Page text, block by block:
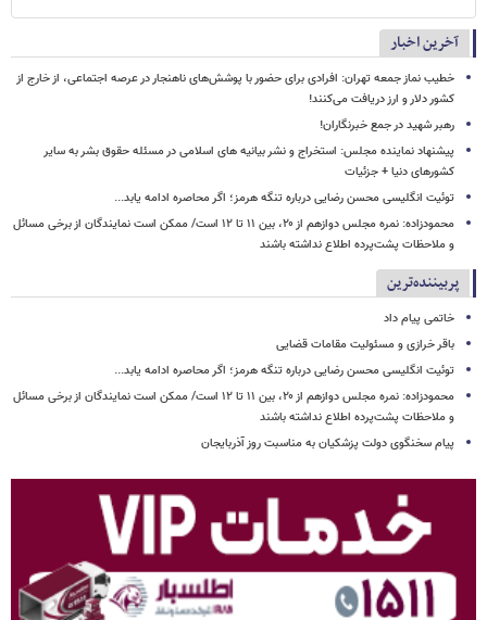
آخرین اخبار
خطیب نماز جمعه تهران: افرادی برای حضور با پوشش‌های ناهنجار در عرصه اجتماعی، از خارج از
کشور دلار و ارز دریافت می‌کنند!
رهبر شهید در جمع خبرنگاران!
پیشنهاد نماینده مجلس: استخراج و نشر بیانیه های اسلامی در مسئله حقوق بشر به سایر
کشورهای دنیا + جزئیات
توئیت انگلیسی محسن رضایی درباره تنگه هرمز؛ اگر محاصره ادامه یابد...
محمودزاده: نمره مجلس دوازهم از ۲۰، بین ۱۱ تا ۱۲ است/ ممکن است نمایندگان از برخی مسائل
و ملاحظات پشت‌پرده اطلاع نداشته باشند
پربیننده‌ترین
خاتمی پیام داد
باقر خرازی و مسئولیت مقامات قضایی
توئیت انگلیسی محسن رضایی درباره تنگه هرمز؛ اگر محاصره ادامه یابد...
محمودزاده: نمره مجلس دوازهم از ۲۰، بین ۱۱ تا ۱۲ است/ ممکن است نمایندگان از برخی مسائل
و ملاحظات پشت‌پرده اطلاع نداشته باشند
پیام سخنگوی دولت پزشکیان به مناسبت روز آذربایجان